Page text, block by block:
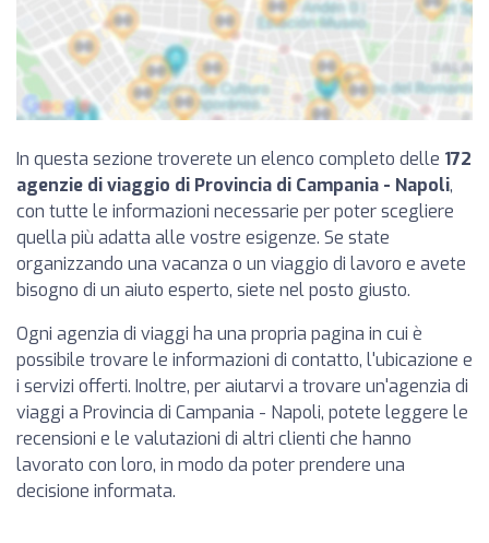
In questa sezione troverete un elenco completo delle 172
agenzie di viaggio di Provincia di Campania - Napoli,
con tutte le informazioni necessarie per poter scegliere
quella più adatta alle vostre esigenze. Se state
organizzando una vacanza o un viaggio di lavoro e avete
bisogno di un aiuto esperto, siete nel posto giusto.
Ogni agenzia di viaggi ha una propria pagina in cui è
possibile trovare le informazioni di contatto, l'ubicazione e
i servizi offerti. Inoltre, per aiutarvi a trovare un'agenzia di
viaggi a Provincia di Campania - Napoli, potete leggere le
recensioni e le valutazioni di altri clienti che hanno
lavorato con loro, in modo da poter prendere una
decisione informata.